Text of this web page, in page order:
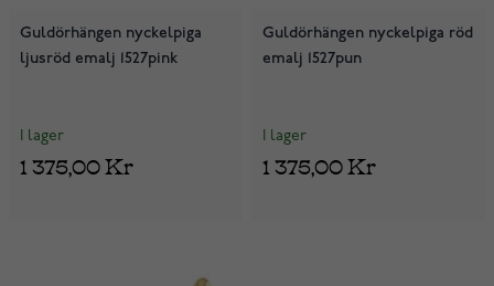
Guldörhängen nyckelpiga
ljusröd emalj 1527pink
I lager
1 375,00 Kr
Guldörhängen nyckelpiga röd
emalj 1527pun
I lager
1 375,00 Kr